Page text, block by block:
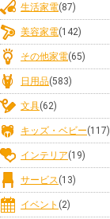
生活家電(87)
美容家電(142)
その他家電(65)
日用品(583)
文具(62)
キッズ・ベビー(117)
インテリア(19)
サービス(13)
イベント (2)